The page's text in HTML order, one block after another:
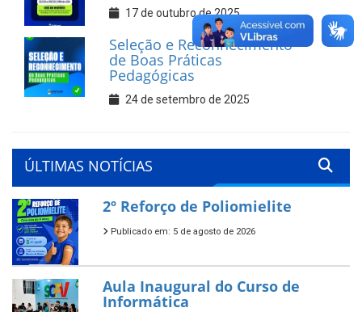
17 de outubro de 2025
Seleção e Reconhecimento
de Boas Práticas
Pedagógicas
24 de setembro de 2025
ÚLTIMAS NOTÍCIAS
2º Reforço de Poliomielite
Publicado em: 5 de agosto de 2026
Aula Inaugural do Curso de
Informática